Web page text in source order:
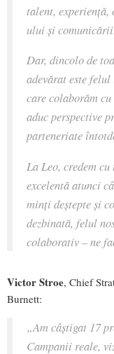
talent, experiență,
ului și
Dar, dincolo de
adevărat este
care colaborăm
aduc perspective
parteneriate
La Leo, credem
excelentă atunci
minți deștepte și
dezbinată, felul
colaborativ – ne
Victor Stroe, Chief
Burnett:
„Am câștigat 17
Campanii reale,